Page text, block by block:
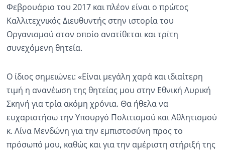
Εκπομπές
Πολιτισμός
Φεβρουάριο του 2017 και πλέον είναι ο πρώτος
Καλλιτεχνικός Διευθυντής στην ιστορία του
Οργανισμού στον οποίο ανατίθεται και τρίτη
συνεχόμενη θητεία.
Ο ίδιος σημειώνει: «Είναι μεγάλη χαρά και ιδιαίτερη
τιμή η ανανέωση της θητείας μου στην Εθνική Λυρική
Σκηνή για τρία ακόμη χρόνια. Θα ήθελα να
ευχαριστήσω την Υπουργό Πολιτισμού και Αθλητισμού
κ. Λίνα Μενδώνη για την εμπιστοσύνη προς το
πρόσωπό μου, καθώς και για την αμέριστη στήριξή της